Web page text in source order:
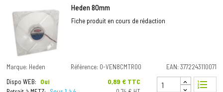
Heden 80mm
Fiche produit en cours de rédaction
Marque: Heden Référence: 0-VEN8CMTR00
EAN: 3772243110071
Dispo WEB:
Oui
Prix
0,89 € TTC format_list_numbered